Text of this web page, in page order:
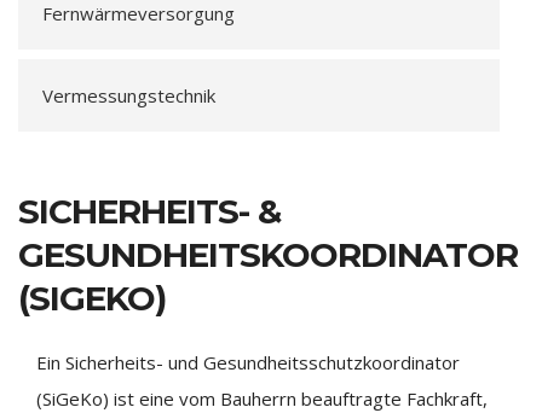
Fernwärmeversorgung
Vermessungstechnik
SICHERHEITS- &
GESUNDHEITSKOORDINATOR
(SIGEKO)
Ein Sicherheits- und Gesundheitsschutzkoordinator
(SiGeKo) ist eine vom Bauherrn beauftragte Fachkraft,